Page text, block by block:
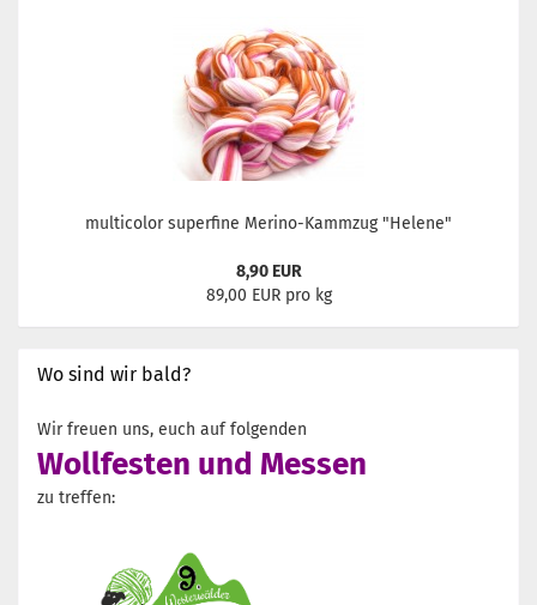
multicolor superfine Merino-Kammzug "Helene"
8,90 EUR
89,00 EUR pro kg
Wo sind wir bald?
Wir freuen uns, euch auf folgenden
Wollfesten und Messen
zu treffen: